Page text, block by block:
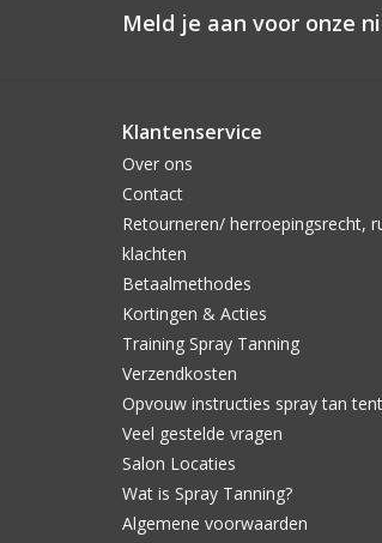
Meld je aan voor onze
Klantenservice
Over ons
Contact
Retourneren/ herroepingsrecht,
klachten
Betaalmethodes
Kortingen & Acties
Training Spray Tanning
Verzendkosten
Opvouw instructies spray tan tent
Veel gestelde vragen
Salon Locaties
Wat is Spray Tanning?
Algemene voorwaarden